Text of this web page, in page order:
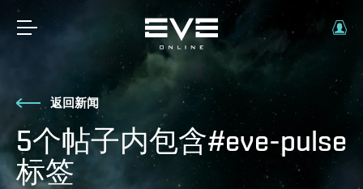
返回新闻
5个帖子内包含#eve-pulse
标签